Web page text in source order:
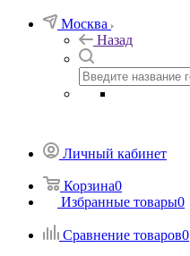
Москва
Назад
Личный кабинет
Корзина0
Избранные товары0
Сравнение товаров0